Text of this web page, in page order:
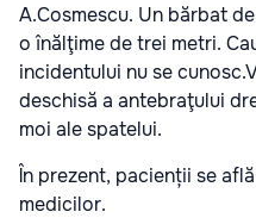
A.Cosmescu. Un bărbat
o înălţime de trei metri.
incidentului nu se
deschisă a antebraţului
moi ale spatelui.
În prezent, pacienții se
medicilor.